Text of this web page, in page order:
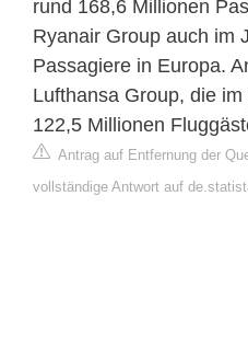
rund 168,6 Millionen
Ryanair Group auch im
Passagiere in Europa.
Lufthansa Group, die
122,5 Millionen
Antrag auf Entfernung der
vollständige Antwort auf